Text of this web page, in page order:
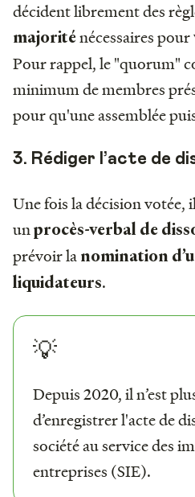
décident librement des
majoriténécessaires pour
Pour rappel, le "quorum"
minimum de membres
pour qu'une assemblée
3. Rédiger l’acte de
Une fois la décision votée,
unprocès-verbal de
prévoir la nomination
liquidateurs.
💡
Depuis 2020, il n’est
d’enregistrer l'acte de
société au service des
entreprises (SIE).